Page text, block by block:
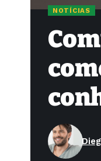
NOTÍCIAS